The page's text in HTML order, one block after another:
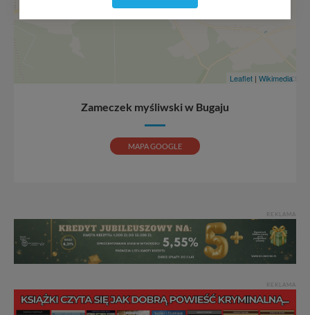
Leaflet | Wikimedia
Zameczek myśliwski w Bugaju
MAPA GOOGLE
REKLAMA
REKLAMA
składający się z pasjonatów, miłośników, czy wręcz
małej Ojczyźnie ”każdego
dnia wędruje po Pojezierzu Gnieźnieńskim, by rozwijać
portal, poprzez jego rozbudowę oraz dostarczanie
zgody, dzięki której, będziemy mogli elementy serwisu
dostosować do Twoich preferencji. Twoje dane (w tym
pliki cookies) będą zapisywane w celu usprawnienia
serwisu (zapamiętywanie pozycji na mapach, ostatnie
nas bezpieczne, jeśli masz wątpliwości co do naszych
intencji, zawsze możesz wycofać swoją zgodę. Więcej
informacji uzyskach w naszejPolityce Prywatności
Klikając znak X lub przycisk PRZEJDŹ DO SERWISU
Nasz serwis nie wykorzystuje oraz nie udostępnia